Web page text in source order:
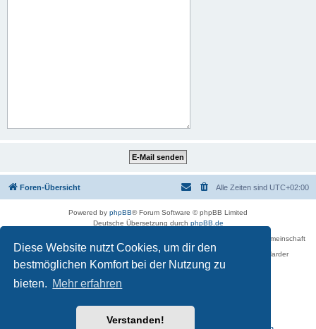
Diese Website nutzt Cookies, um dir den
bestmöglichen Komfort bei der Nutzung zu
bieten. Mehr erfahren
Verstanden!
Foren-Übersicht Alle Zeiten sind UTC+02:00
Powered by phpBB® Forum Software © phpBB Limited
Deutsche Übersetzung durch phpBB.de
Betreiber des Forums für die Karl-May-Vereinigung – Arbeits- und Forschungsgemeinschaft
›Karl May‹ in Sachsen,
in Zusammenarbeit mit der Karl-May-Stiftung Radebeul bei Dresden: Ralf Harder
Impressum